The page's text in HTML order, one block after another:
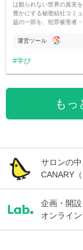
は観られない世界の真実
豊かにする秘密結社コミ
益の一部を、犯罪被害者
す運営ツール
学び
もっ
サロンの
CANARY（
企画・開
オンライ